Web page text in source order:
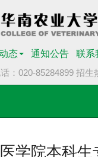
态 通知公告
联系
：020-85284899 招生
学院本科生